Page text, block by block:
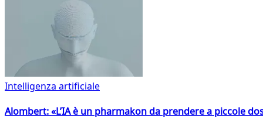
Intelligenza artificiale
Alombert: «L’IA è un pharmakon da prendere a piccole